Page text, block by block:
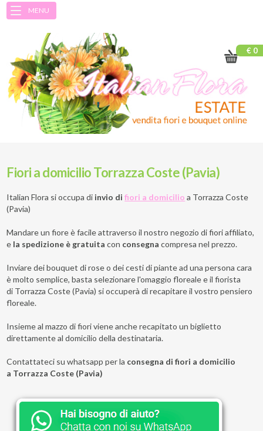
MENU
€ 0
Fiori a domicilio Torrazza Coste (Pavia)
Italian Flora si occupa di invio difiori a domicilio a Torrazza Coste
(Pavia)
Mandare un fiore è facile attraverso il nostro negozio di fiori affiliato,
e la spedizione è gratuita con consegna compresa nel prezzo.
Inviare dei bouquet di rose o dei cesti di piante ad una persona cara
è molto semplice, basta selezionare l'omaggio floreale e il fiorista
di Torrazza Coste (Pavia) si occuperà di recapitare il vostro pensiero
floreale.
Insieme al mazzo di fiori viene anche recapitato un biglietto
direttamente al domicilio della destinataria.
Contattateci su whatsapp per la consegna di fiori a domicilio
a Torrazza Coste (Pavia)